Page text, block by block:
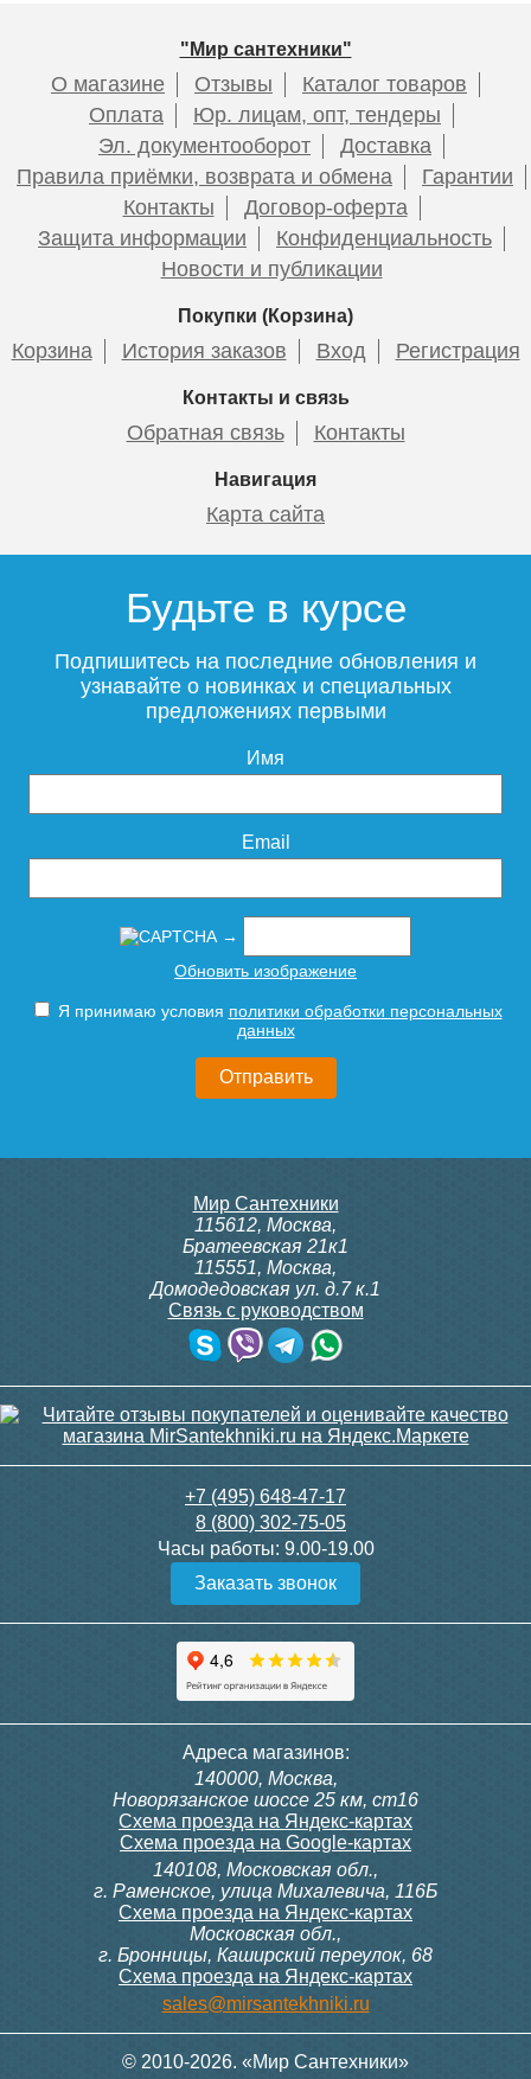
"Мир сантехники"
О магазине Отзывы
Каталог товаров
Оплата
Юр. лицам, опт, тендеры
Эл. документооборот
Доставка
Правила приёмки, возврата и обмена
Гарантии
Контакты
Договор-оферта
Защита информации
Конфиденциальность
Новости и публикации
Покупки (Корзина)
Корзина История заказов Вход Регистрация
Контакты и связь
Обратная связь Контакты
Навигация
Карта сайта
Будьте в курсе
Подпишитесь на последние обновления и
узнавайте о новинках и специальных
предложениях первыми
Имя
Email
→
Обновить изображение
Я принимаю условия политики обработки персональных
данных
Мир Сантехники
115612, Москва,
Братеевская 21к1
115551, Москва,
Домодедовская ул. д.7 к.1
Связь с руководством
+7 (495) 648-47-17
8 (800) 302-75-05
Часы работы: 9.00-19.00
Заказать звонок
Адреса магазинов:
140000, Москва,
Новорязанское шоссе 25 км, ст16
Схема проезда на Яндекс-картах
Схема проезда на Google-картах
140108, Московская обл.,
г. Раменское, улица Михалевича, 116Б
Схема проезда на Яндекс-картах
Московская обл.,
г. Бронницы, Каширский переулок, 68
Схема проезда на Яндекс-картах
sales@mirsantekhniki.ru
© 2010-2026. «Мир Сантехники»